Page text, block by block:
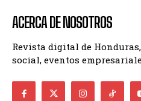
ACERCA DE NOSOTROS
Revista digital de
social, eventos